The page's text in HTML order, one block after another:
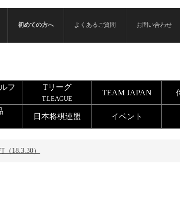
初めての方へ よくあるご質問 お問い合わせ
フ Tリーグ
T.LEAGUE
TEAM JAPAN
日本将棋連盟 イベント
（18.3.30）